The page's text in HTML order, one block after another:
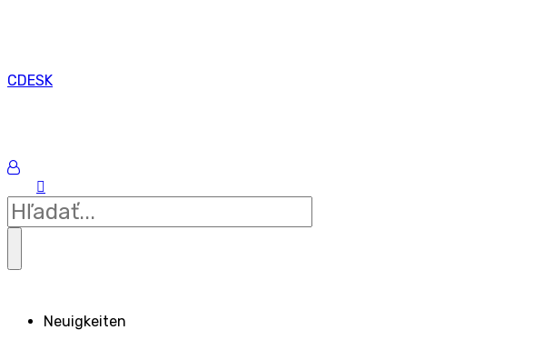
CDESK
Neuigkeiten